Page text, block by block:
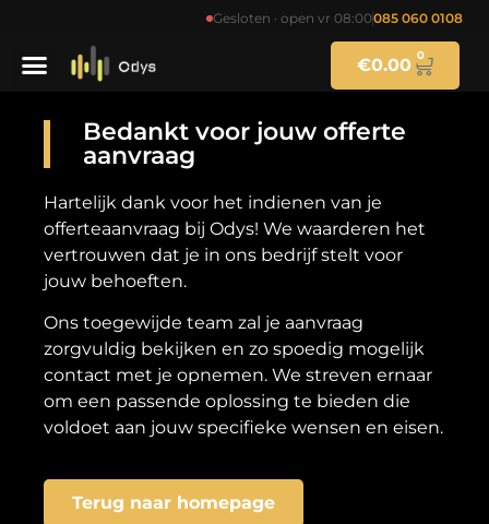
Gesloten · open vr 08:00085 060 0108
€0.00 0
Bedankt voor jouw offerte
aanvraag
Hartelijk dank voor het indienen van je
offerteaanvraag bij Odys! We waarderen het
vertrouwen dat je in ons bedrijf stelt voor
jouw behoeften.
Ons toegewijde team zal je aanvraag
zorgvuldig bekijken en zo spoedig mogelijk
contact met je opnemen. We streven ernaar
om een passende oplossing te bieden die
voldoet aan jouw specifieke wensen en eisen.
Terug naar homepage